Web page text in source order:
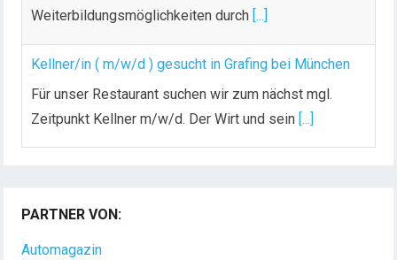
Weiterbildungsmöglichkeiten durch [...]
Kellner/in ( m/w/d ) gesucht in Grafing bei München
Für unser Restaurant suchen wir zum nächst mgl.
Zeitpunkt Kellner m/w/d. Der Wirt und sein [...]
Dein Arbeitsplatz mit Urlaubsfeeling Chef de Rang
(m/w/d) Du bist Gastgeber aus Leidenschaft und
PARTNER VON:
Automagazin